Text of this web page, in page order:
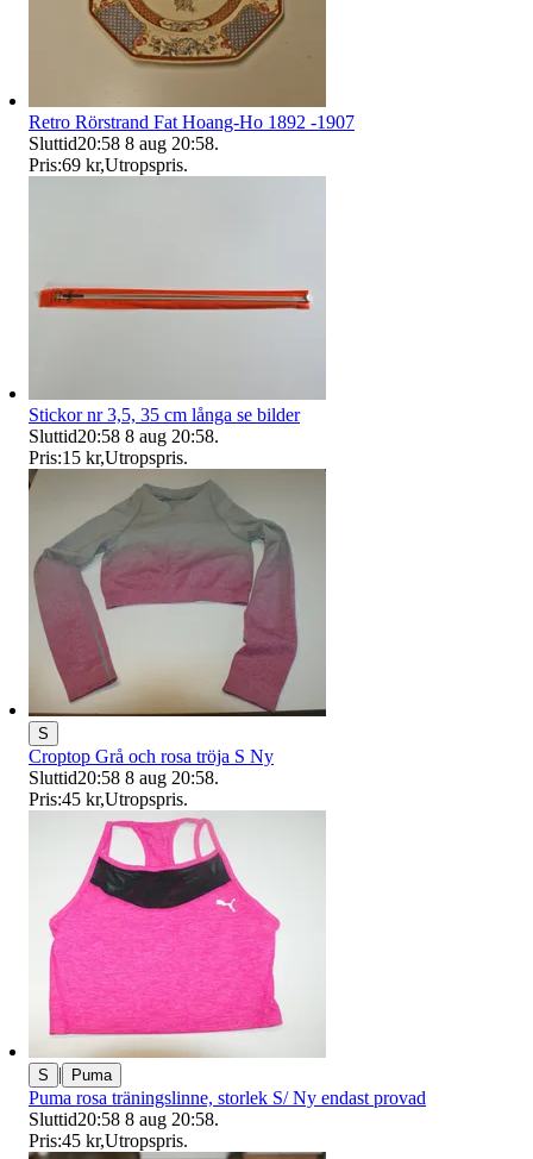
Retro Rörstrand Fat Hoang-Ho 1892 -1907
Sluttid20:58 8 aug 20:58.
Pris:69 kr,Utropspris.
Stickor nr 3,5, 35 cm långa se bilder
Sluttid20:58 8 aug 20:58.
Pris:15 kr,Utropspris.
S
Croptop Grå och rosa tröja S Ny
Sluttid20:58 8 aug 20:58.
Pris:45 kr,Utropspris.
S | Puma
Puma rosa träningslinne, storlek S/ Ny endast provad
Sluttid20:58 8 aug 20:58.
Pris:45 kr,Utropspris.